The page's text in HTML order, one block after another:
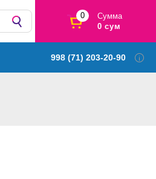
0
Сумма
0 сум
998 (71) 203-20-90